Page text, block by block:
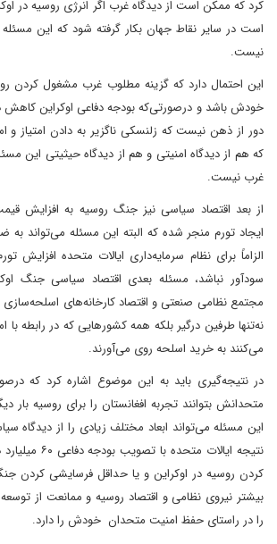
کرد که ممکن است از دیدگاه غرب اگر انرژی روسیه در
است در سایر نقاط جهان بکار گرفته شود که این مسئله
نیست.
این احتمال دارد که گزینه مطلوب غرب مشغول کردن
خودش باشد و درصورتی‌که بودجه دفاعی اوکراین کاهش
دور از ذهن نیست که زلنسکی ناگزیر به دادن امتیاز
که هم از دیدگاه امنیتی و هم از دیدگاه حیثیتی این
غرب نیست.
از بعد اقتصاد سیاسی نیز جنگ روسیه به افزایش
ایجاد تورم منجر شده‌ که البته این مسئله می‌تواند به
الزاماً برای نظام سرمایه‌داری ایالات متحده افزایش
سودآور نباشد، مسئله بعدی اقتصاد سیاسی جنگ
مجتمع نظامی صنعتی و اقتصاد کارخانه‌های
نه‌تنها طرفین درگیر بلکه همه کشورهایی که در رابطه
می‌کنند به خرید اسلحه روی می‌آورند.
در نتیجه‌گیری باید به این موضوع اشاره کرد که
متحدانش بتوانند تجربه افغانستان را برای روسیه بار
این مسئله می‌تواند ابعاد مختلف زیادی را از دیدگاه
نتیجه ایالات
کردن روسیه در اوکراین و یا حداقل فرسایشی کردن
بیشتر نیروی نظامی و اقتصاد روسیه و ممانعت از
را در راستای حفظ امنیت متحدان خودش را دارد.